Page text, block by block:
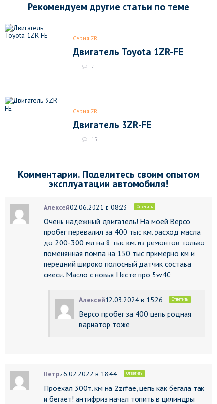
Рекомендуем другие статьи по теме
Серия ZR
Двигатель Toyota 1ZR-FE
71
Серия ZR
Двигатель 3ZR-FE
15
Комментарии. Поделитесь своим опытом
эксплуатации автомобиля!
Алексей02.06.2021 в 08:23 Ответить
Очень надежный двигатель! На моей Версо
пробег перевалил за 400 тыс км. расход масла
до 200-300 мл на 8 тыс км. из ремонтов только
поменянная помпа на 150 тыс примерно км и
передний широко полосный датчик состава
смеси. Масло с новья Несте про 5w40
Алексей12.03.2024 в 15:26 Ответить
Версо пробег за 400 цепь родная
вариатор тоже
Пётр26.02.2022 в 18:44 Ответить
Проехал 300т. км на 2zrfae, цепь как бегала так
и бегает! антифриз начал топить в цилиндры